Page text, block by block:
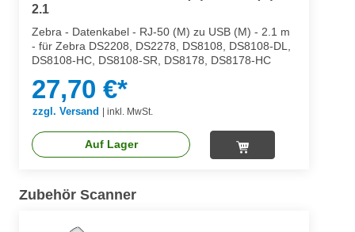
2.1
Zebra - Datenkabel - RJ-50 (M) zu USB (M) - 2.1 m
- für Zebra DS2208, DS2278, DS8108, DS8108-DL,
DS8108-HC, DS8108-SR, DS8178, DS8178-HC
27,70 €*
zzgl. Versand inkl. MwSt.
Auf Lager
Zubehör Scanner